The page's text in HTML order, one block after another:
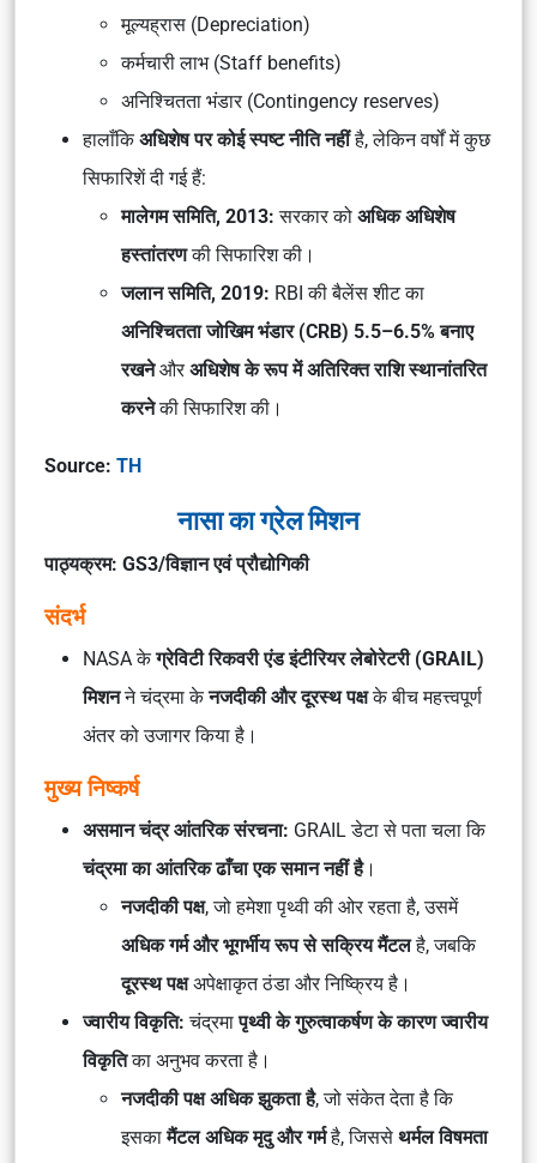
मूल्यह्रास (Depreciation)
कर्मचारी लाभ (Staff benefits)
अनिश्चितता भंडार (Contingency reserves)
हालाँकिअधिशेष पर कोई स्पष्ट नीति नहींहै, लेकिन वर्षों में कुछ
सिफारिशें दी गई हैं:
मालेगम समिति, 2013: सरकार को अधिक अधिशेष
हस्तांतरणकी सिफारिश की।
जलान समिति, 2019: RBI की बैलेंस शीट का
अनिश्चितता जोखिम भंडार (CRB) 5.5–6.5% बनाए
रखनेऔर अधिशेष के रूप में अतिरिक्त राशि स्थानांतरित
करनेकी सिफारिश की।
Source: TH
नासा का ग्रेल मिशन
पाठ्यक्रम: GS3/विज्ञान एवं प्रौद्योगिकी
संदर्भ
NASA केग्रेविटी रिकवरी एंड इंटीरियर लेबोरेटरी (GRAIL)
मिशनने चंद्रमा केनजदीकी और दूरस्थ पक्षके बीच महत्त्वपूर्ण
अंतर को उजागर किया है।
मुख्य निष्कर्ष
असमान चंद्र आंतरिक संरचना: GRAIL डेटा से पता चला कि
चंद्रमा का आंतरिक ढाँचा एक समान नहीं है।
नजदीकी पक्ष, जो हमेशा पृथ्वी की ओर रहता है, उसमें
अधिक गर्म और भूगर्भीय रूप से सक्रिय मैंटलहै, जबकि
दूरस्थ पक्षअपेक्षाकृत ठंडा और निष्क्रिय है।
ज्वारीय विकृति: चंद्रमापृथ्वी के गुरुत्वाकर्षण के कारण ज्वारीय
विकृतिका अनुभव करता है।
नजदीकी पक्ष अधिक झुकता है, जो संकेत देता है कि
इसकामैंटल अधिक मृदु और गर्महै, जिससे थर्मल विषमता